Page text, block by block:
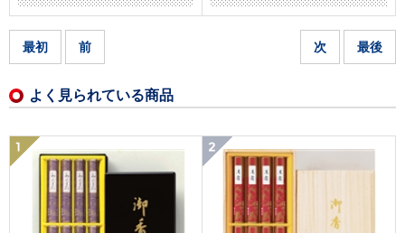
最初 前 次 最後
よく見られている商品